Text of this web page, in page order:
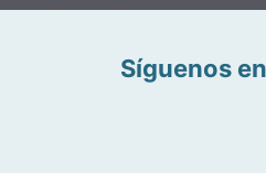
Síguenos